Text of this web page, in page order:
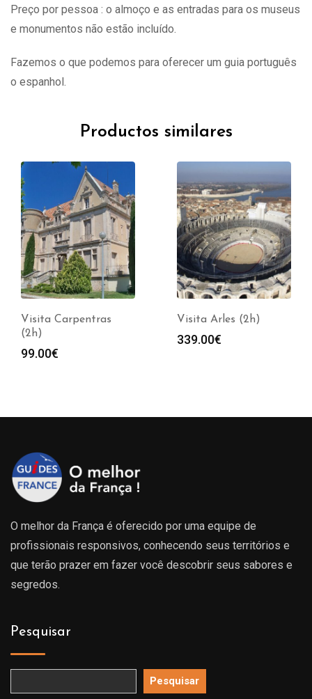
Preço por pessoa : o almoço e as entradas para os museus
e monumentos não estão incluído.
Fazemos o que podemos para oferecer um guia português
o espanhol.
Productos similares
Visita Carpentras
(2h)
99.00€
Visita Arles (2h)
339.00€
O melhor da França é oferecido por uma equipe de
profissionais responsivos, conhecendo seus territórios e
que terão prazer em fazer você descobrir seus sabores e
segredos.
Pesquisar
Pesquisar